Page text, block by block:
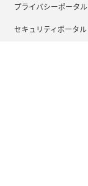
プライバシーポータル
セキュリティポータル